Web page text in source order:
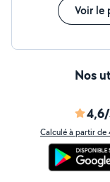
Voir le
Nos
Calculé à partir de